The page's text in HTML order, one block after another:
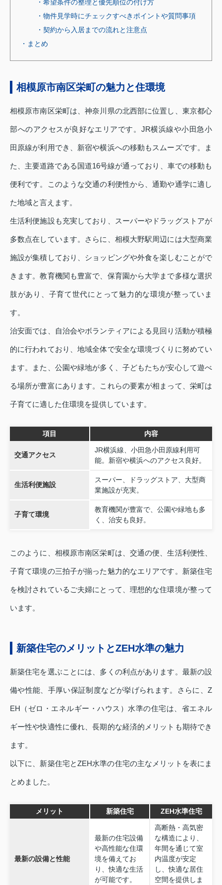
・希望条件の整理と優先順位の付け方
・物件見学時にチェックすべきポイントや質問事項
・契約から入居までの流れと注意点
・まとめ
相模原市南区栄町の魅力と住環境
相模原市南区栄町は、神奈川県の北西部に位置し、東京都心
部へのアクセスが良好なエリアです。JR横浜線や小田急小
田原線が利用でき、新宿や横浜への移動もスムーズです。ま
た、主要道路である国道16号線が通っており、車での移動も
便利です。このような交通の利便性から、通勤や通学に適し
た地域と言えます。
生活利便施設も充実しており、スーパーやドラッグストアが
多数点在しています。さらに、相模大野駅周辺には大型商業
施設が集積しており、ショッピングや外食を楽しむことがで
きます。教育機関も豊富で、保育園から大学まで多様な選択
肢があり、子育て世代にとって魅力的な環境が整っていま
す。
治安面では、自治会やボランティアによる見回り活動が積極
的に行われており、地域全体で安全な環境づくりに努めてい
ます。また、公園や緑地が多く、子どもたちが安心して遊べ
る場所が豊富にあります。これらの要素が相まって、栄町は
子育てに適した住環境を提供しています。
項目 内容
交通アクセス
JR横浜線、小田急小田原線利用可
能。新宿や横浜へのアクセス良好。
生活利便施設
スーパー、ドラッグストア、大型商
業施設が充実。
子育て環境
教育機関が豊富で、公園や緑地も多
く、治安も良好。
このように、相模原市南区栄町は、交通の便、生活利便性、
子育て環境の三拍子が揃った魅力的なエリアです。新築住宅
を検討されているご夫婦にとって、理想的な住環境が整って
います。
新築住宅のメリットとZEH水準の魅力
新築住宅を選ぶことには、多くの利点があります。最新の設
備や性能、手厚い保証制度などが挙げられます。さらに、Z
EH（ゼロ・エネルギー・ハウス）水準の住宅は、省エネル
ギー性や快適性に優れ、長期的な経済的メリットも期待でき
ます。
以下に、新築住宅とZEH水準の住宅の主なメリットを表にま
とめました。
メリット 新築住宅 ZEH水準住宅
最新の設備と性能
最新の住宅設備
や高性能な住環
境を備えてお
り、快適な生活
が可能です。
高断熱・高気密
な構造により、
年間を通じて室
内温度が安定
し、快適な居住
空間を提供しま